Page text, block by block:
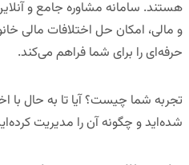
هستند. سامانه مشاوره جامع و
و مالی، امکان حل اختلافات مالی
حرفه‌ای را برای شما فراهم می‌کند.
تجربه شما چیست؟ آیا تا به حال با
شده‌اید و چگونه آن را مدیریت